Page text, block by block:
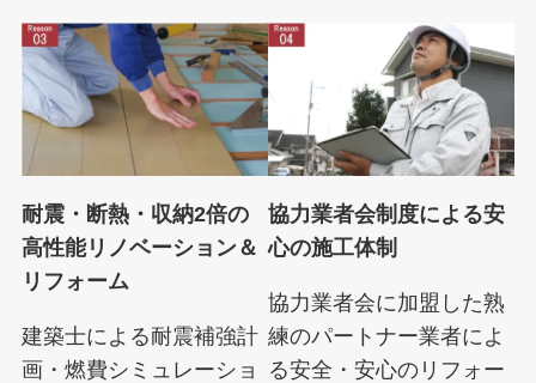
耐震・断熱・収納2倍の
高性能リノベーション ＆
リフォーム
建築士による耐震補強計
画・燃費シミュレーショ
協力業者会制度による安
心の施工体制
協力業者会に加盟した熟
練のパートナー業者によ
る安全・安心のリフォー